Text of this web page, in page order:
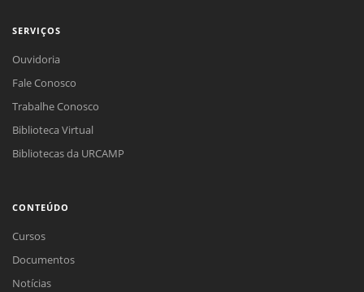
SERVIÇOS
Ouvidoria
Fale Conosco
Trabalhe Conosco
Biblioteca Virtual
Bibliotecas da URCAMP
CONTEÚDO
Cursos
Documentos
Notícias